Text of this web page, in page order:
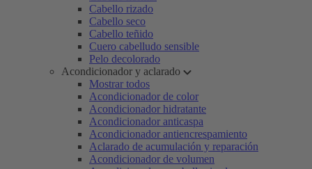
Cabello rizado
Cabello seco
Cabello teñido
Cuero cabelludo sensible
Pelo decolorado
Acondicionador y aclarado
Mostrar todos
Acondicionador de color
Acondicionador hidratante
Acondicionador anticaspa
Acondicionador antiencrespamiento
Aclarado de acumulación y reparación
Acondicionador de volumen